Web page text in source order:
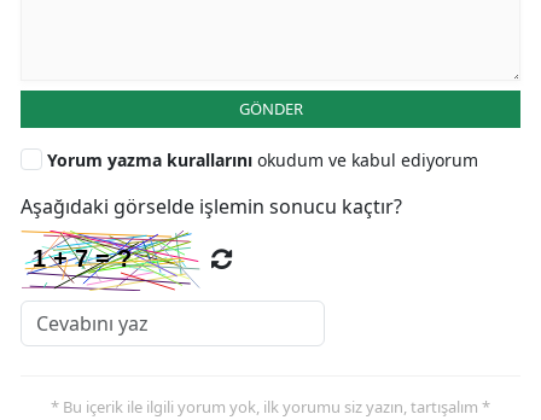
GÖNDER
Yorum yazma kurallarını okudum ve kabul ediyorum
Aşağıdaki görselde işlemin sonucu kaçtır?
* Bu içerik ile ilgili yorum yok, ilk yorumu siz yazın, tartışalım *